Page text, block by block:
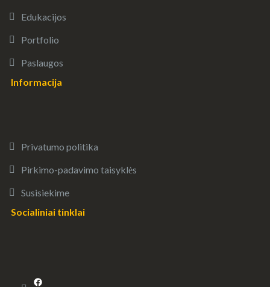
Edukacijos
Portfolio
Paslaugos
Informacija
Privatumo politika
Pirkimo-padavimo taisyklės
Susisiekime
Socialiniai tinklai